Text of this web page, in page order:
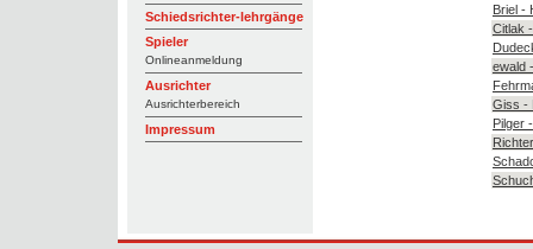
Schiedsrichter-lehrgänge
Spieler
Onlineanmeldung
Ausrichter
Ausrichterbereich
Impressum
Briel -
Citlak
ewald
Giss -
Pilger